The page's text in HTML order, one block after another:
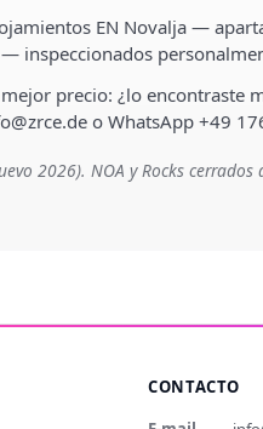
EN Novalja —
inspeccionados
precio: ¿lo encontraste
o WhatsApp +49
2026). NOA y Rocks cerrados
CONTACTO